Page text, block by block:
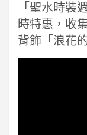
「聖水時裝
時特惠，收
背飾「浪花